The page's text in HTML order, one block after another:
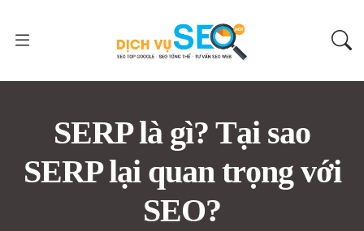
SERP là gì? Tại sao
SERP lại quan trọng với
SEO?